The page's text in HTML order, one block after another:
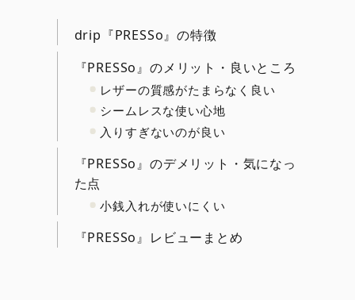
drip『PRESSo』の特徴
『PRESSo』のメリット・良いところ
レザーの質感がたまらなく良い
シームレスな使い心地
入りすぎないのが良い
『PRESSo』のデメリット・気になっ
た点
小銭入れが使いにくい
『PRESSo』レビューまとめ